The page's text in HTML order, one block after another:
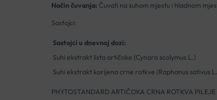
Način čuvanja: Čuvati na suhom mjestu i hladnom
Sastojci:
Sastojci u dnevnoj dozi:
Suhi ekstrakt lista artičoke (Cynara scolymus L.)
Suhi ekstrakt korijena crne rotkve (Raphanus sativus
PHYTOSTANDARD ARTIČOKA CRNA ROTKVA